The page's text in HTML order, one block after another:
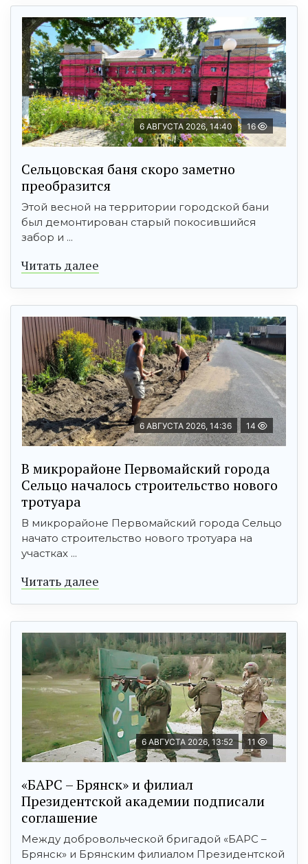
6 АВГУСТА 2026, 14:40 16
Сельцовская баня скоро заметно
преобразится
Этой весной на территории городской бани
был демонтирован старый покосившийся
забор и ...
Читать далее
6 АВГУСТА 2026, 14:36 14
В микрорайоне Первомайский города
Сельцо началось строительство нового
тротуара
В микрорайоне Первомайский города Сельцо
начато строительство нового тротуара на
участках ...
Читать далее
6 АВГУСТА 2026, 13:52 11
«БАРС – Брянск» и филиал
Президентской академии подписали
соглашение
Между добровольческой бригадой «БАРС –
Брянск» и Брянским филиалом Президентской